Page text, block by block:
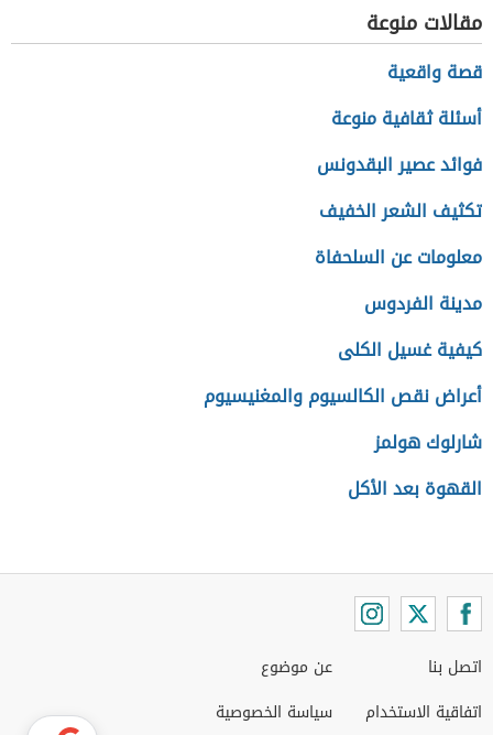
مقالات منوعة
قصة واقعية
أسئلة ثقافية منوعة
فوائد عصير البقدونس
تكثيف الشعر الخفيف
معلومات عن السلحفاة
مدينة الفردوس
كيفية غسيل الكلى
أعراض نقص الكالسيوم والمغنيسيوم
شارلوك هولمز
القهوة بعد الأكل
اتصل بنا
اتفاقية الاستخدام
عن موضوع
سياسة الخصوصية